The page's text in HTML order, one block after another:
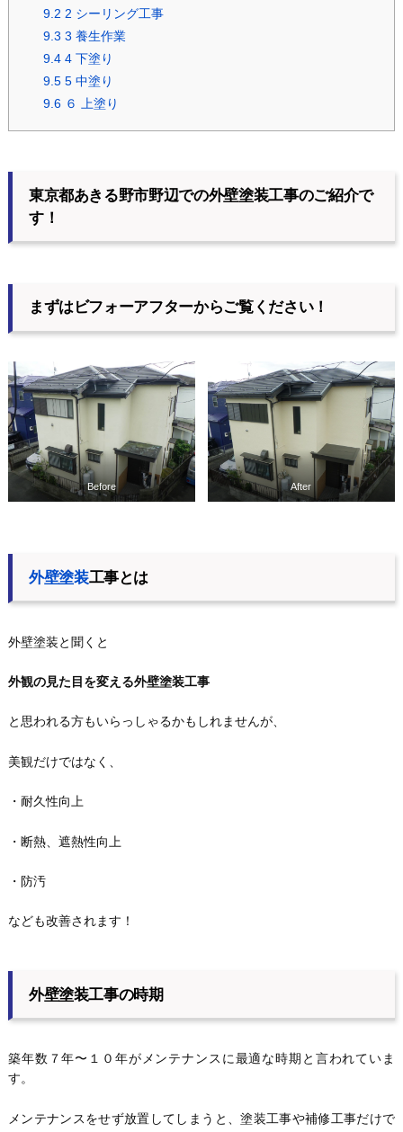
9.2 2 シーリング工事
9.3 3 養生作業
9.44 下塗り
9.55 中塗り
9.6６ 上塗り
東京都あきる野市野辺での外壁塗装工事のご紹介で
す！
まずはビフォーアフターからご覧ください！
Before After
外壁塗装工事とは
外壁塗装と聞くと
外観の見た目を変える外壁塗装工事
と思われる方もいらっしゃるかもしれませんが、
美観だけではなく、
・耐久性向上
・断熱、遮熱性向上
・防汚
なども改善されます！
外壁塗装工事の時期
築年数７年〜１０年がメンテナンスに最適な時期と言われていま
す。
メンテナンスをせず放置してしまうと、塗装工事や補修工事だけで